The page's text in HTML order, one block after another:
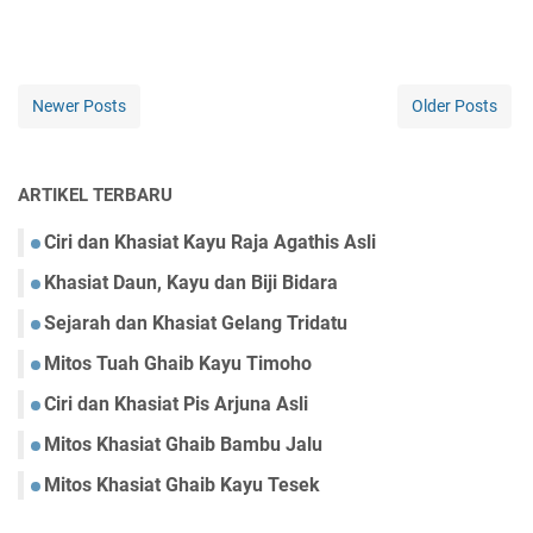
Newer Posts Older Posts
ARTIKEL TERBARU
Ciri dan Khasiat Kayu Raja Agathis Asli
Khasiat Daun, Kayu dan Biji Bidara
Sejarah dan Khasiat Gelang Tridatu
Mitos Tuah Ghaib Kayu Timoho
Ciri dan Khasiat Pis Arjuna Asli
Mitos Khasiat Ghaib Bambu Jalu
Mitos Khasiat Ghaib Kayu Tesek